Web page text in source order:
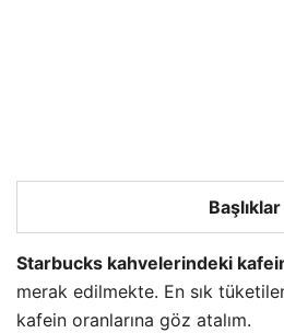
Başlıklar
Starbucks kahvelerindeki
merak edilmekte. En sık
kafein oranlarına göz atalım.